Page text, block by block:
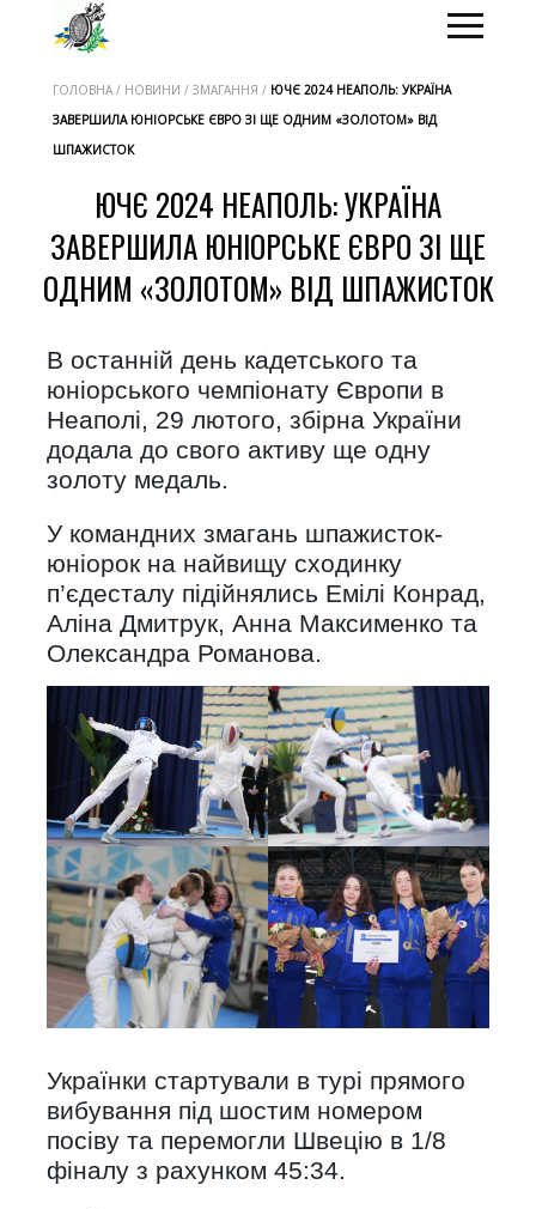
ГОЛОВНА / НОВИНИ / ЗМАГАННЯ / ЮЧЄ 2024 НЕАПОЛЬ: УКРАЇНА
ЗАВЕРШИЛА ЮНІОРСЬКЕ ЄВРО ЗІ ЩЕ ОДНИМ «ЗОЛОТОМ» ВІД
ШПАЖИСТОК
ЮЧЄ 2024 НЕАПОЛЬ: УКРАЇНА
ЗАВЕРШИЛА ЮНІОРСЬКЕ ЄВРО ЗІ ЩЕ
ОДНИМ «ЗОЛОТОМ» ВІД ШПАЖИСТОК
В останній день кадетського та
юніорського чемпіонату Європи в
Неаполі, 29 лютого, збірна України
додала до свого активу ще одну
золоту медаль.
У командних змагань шпажисток-
юніорок на найвищу сходинку
п’єдесталу підійнялись Емілі Конрад,
Аліна Дмитрук, Анна Максименко та
Олександра Романова.
Українки стартували в турі прямого
вибування під шостим номером
посіву та перемогли Швецію в 1/8
фіналу з рахунком 45:34.